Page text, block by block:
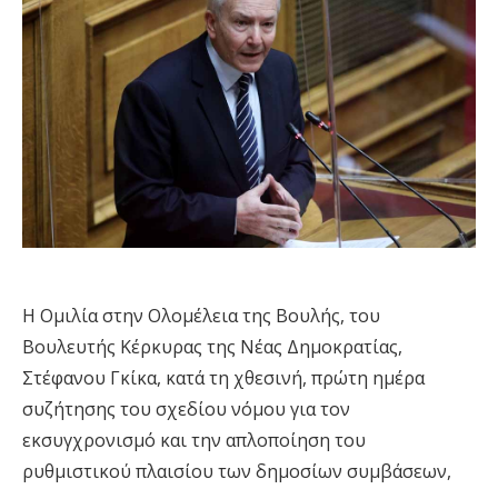
Η Ομιλία στην Ολομέλεια της Βουλής, του
Βουλευτής Κέρκυρας της Νέας Δημοκρατίας,
Στέφανου Γκίκα, κατά τη χθεσινή, πρώτη ημέρα
συζήτησης του σχεδίου νόμου για τον
εκσυγχρονισμό και την απλοποίηση του
ρυθμιστικού πλαισίου των δημοσίων συμβάσεων,